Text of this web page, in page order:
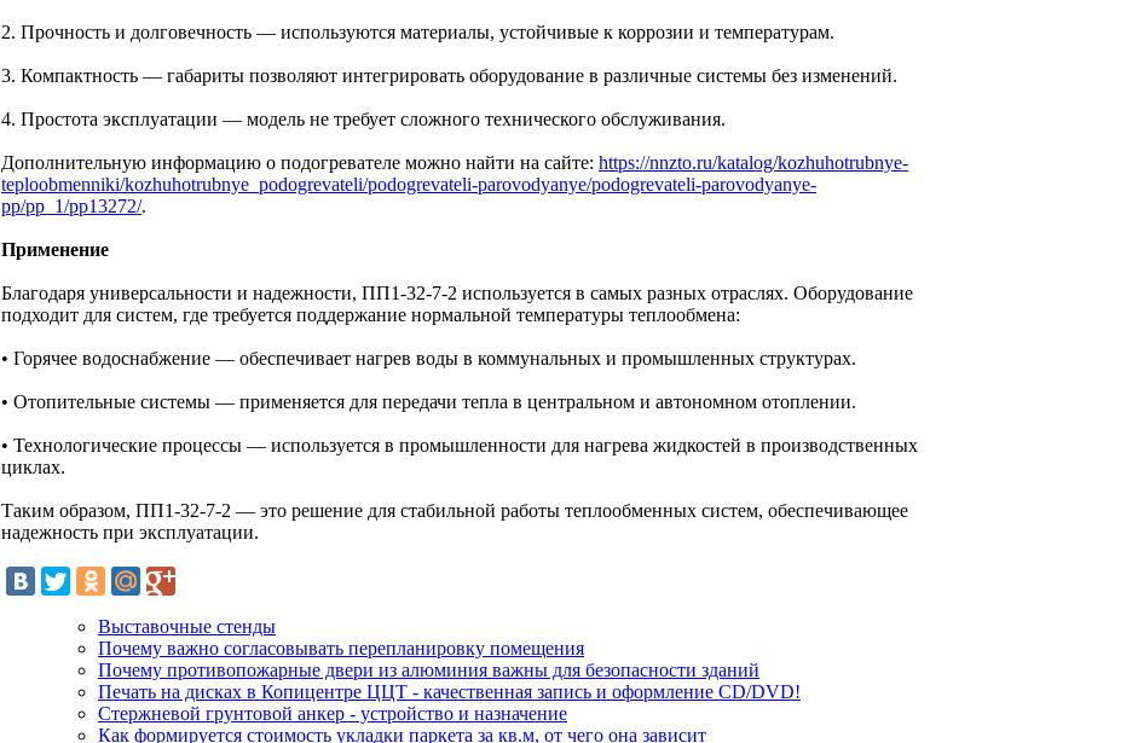
2. Прочность и долговечность — используются материалы, устойчивые к коррозии и температурам.
3. Компактность — габариты позволяют интегрировать оборудование в различные системы без изменений.
4. Простота эксплуатации — модель не требует сложного технического обслуживания.
Дополнительную информацию о подогревателе можно найти на сайте: https://nnzto.ru/katalog/kozhuhotrubnye-
teploobmenniki/kozhuhotrubnye_podogrevateli/podogrevateli-parovodyanye/podogrevateli-parovodyanye-
pp/pp_1/pp13272/.
Применение
Благодаря универсальности и надежности, ПП1-32-7-2 используется в самых разных отраслях. Оборудование
подходит для систем, где требуется поддержание нормальной температуры теплообмена:
• Горячее водоснабжение — обеспечивает нагрев воды в коммунальных и промышленных структурах.
• Отопительные системы — применяется для передачи тепла в центральном и автономном отоплении.
• Технологические процессы — используется в промышленности для нагрева жидкостей в производственных
циклах.
Таким образом, ПП1-32-7-2 — это решение для стабильной работы теплообменных систем, обеспечивающее
надежность при эксплуатации.
Выставочные стенды
Почему важно согласовывать перепланировку помещения
Почему противопожарные двери из алюминия важны для безопасности зданий
Печать на дисках в Копицентре ЦЦТ - качественная запись и оформление CD/DVD!
Стержневой грунтовой анкер - устройство и назначение
Как формируется стоимость укладки паркета за кв.м, от чего она зависит